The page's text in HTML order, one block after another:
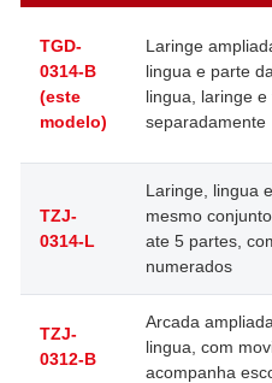
TGD-
0314-B
(este
modelo)
Laringe
lingua e parte
lingua, laringe
separadamente
TZJ-
0314-L
Laringe, lingua
mesmo
ate 5 partes,
numerados
TZJ-
0312-B
Arcada
lingua, com
acompanha